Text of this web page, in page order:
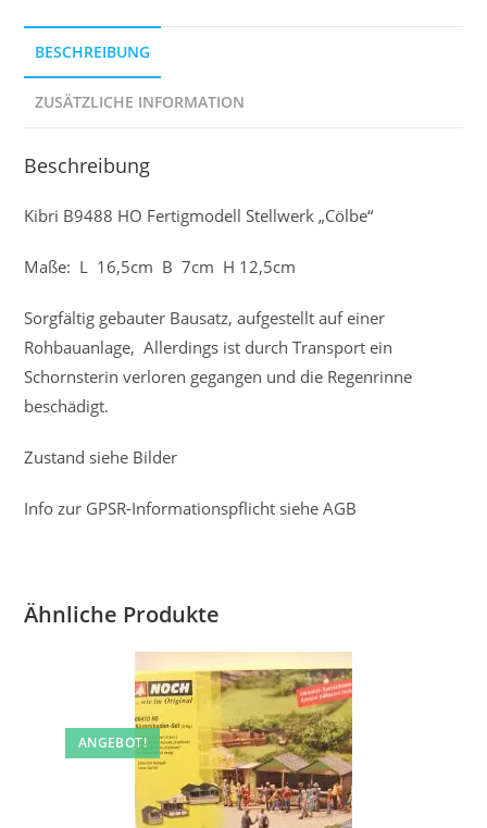
BESCHREIBUNG
ZUSÄTZLICHE INFORMATION
Beschreibung
Kibri B9488 HO Fertigmodell Stellwerk „Cölbe“
Maße: L 16,5cm B 7cm H 12,5cm
Sorgfältig gebauter Bausatz, aufgestellt auf einer
Rohbauanlage, Allerdings ist durch Transport ein
Schornsterin verloren gegangen und die Regenrinne
beschädigt.
Zustand siehe Bilder
Info zur GPSR-Informationspflicht siehe AGB
Ähnliche Produkte
ANGEBOT!